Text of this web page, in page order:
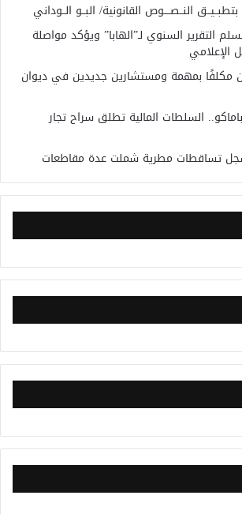
النــصــــوص القانونية/ البــو الــوداني
التقرير السنوي لـ”الهابا” ويؤكد مواصلة
الإعلامي
مكلفًا بمهمة ومستشارين جديدين في ديوان
السلطات المالية تطلق سراح تجار
تساقطات مطرية شملت عدة مقاطعات